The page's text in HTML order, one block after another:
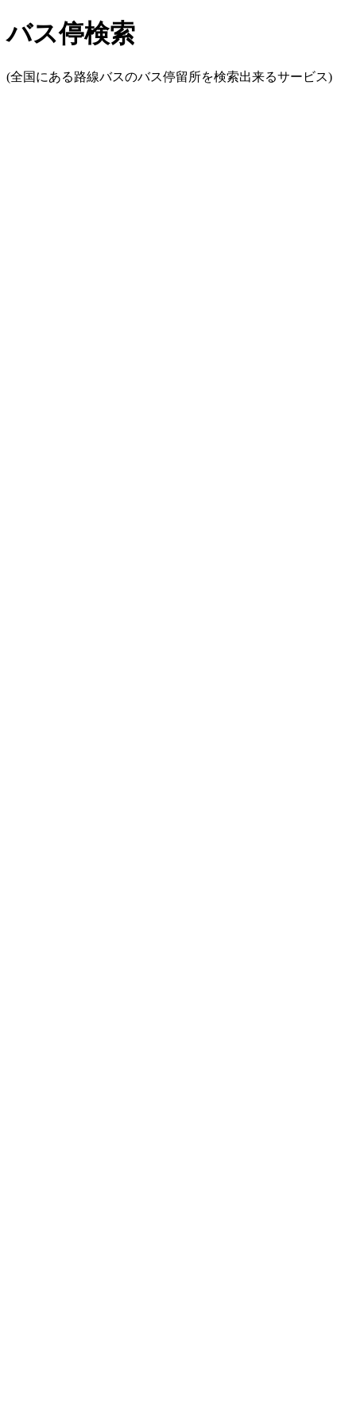
バス停検索
(全国にある路線バスのバス停留所を検索出来るサービス)